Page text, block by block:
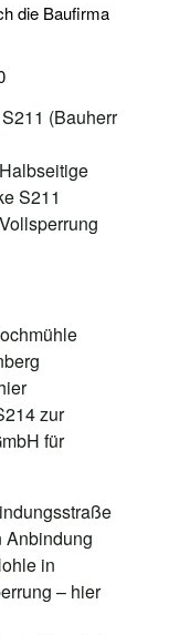
die Baufirma
(Bauherr
S211
zur
für
Anbindung
in
– hier